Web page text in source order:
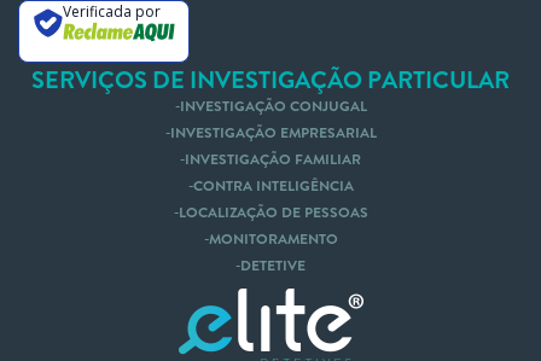
Verificada por
SERVIÇOS DE INVESTIGAÇÃO PARTICULAR
INVESTIGAÇÃO CONJUGAL
INVESTIGAÇÃO EMPRESARIAL
INVESTIGAÇÃO FAMILIAR
CONTRA INTELIGÊNCIA
LOCALIZAÇÃO DE PESSOAS
MONITORAMENTO
DETETIVE